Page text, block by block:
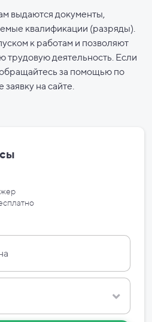
выдаются документы,
квалификации (разряды).
к работам и позволяют
трудовую деятельность. Если
за помощью по
на сайте.